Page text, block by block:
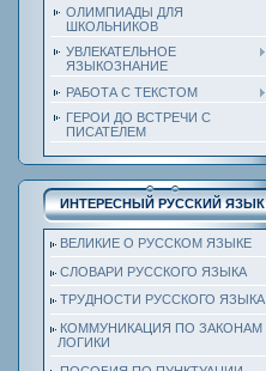
ОЛИМПИАДЫ ДЛЯ
ШКОЛЬНИКОВ
УВЛЕКАТЕЛЬНОЕ
ЯЗЫКОЗНАНИЕ
РАБОТА С ТЕКСТОМ
ГЕРОИ ДО ВСТРЕЧИ С
ПИСАТЕЛЕМ
ИНТЕРЕСНЫЙ РУССКИЙ ЯЗЫК
ВЕЛИКИЕ О РУССКОМ ЯЗЫКЕ
СЛОВАРИ РУССКОГО ЯЗЫКА
ТРУДНОСТИ РУССКОГО ЯЗЫКА
КОММУНИКАЦИЯ ПО ЗАКОНАМ
ЛОГИКИ